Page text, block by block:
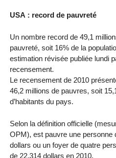
USA : record de pauvreté
Un nombre record de 49,1
pauvreté, soit 16% de la
estimation révisée publiée lundi
recensement.
Le recensement de 2010
46,2 millions de pauvres, soit
d’habitants du pays.
Selon la définition officielle
OPM), est pauvre une personne
dollars ou un foyer de quatre
de 22.314 dollars en 2010.